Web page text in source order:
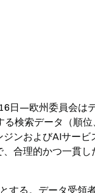
日—欧州委員会は
る検索データ（順
ンおよびAIサー
合理的かつ一貫し
する。データ受領